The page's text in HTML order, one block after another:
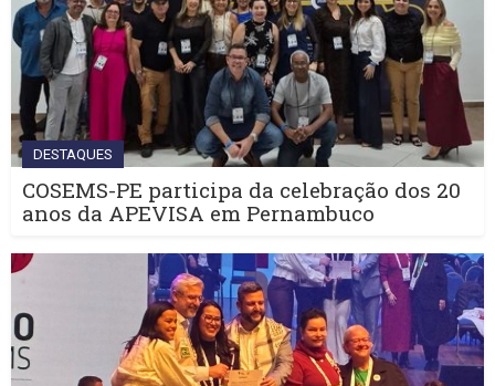
DESTAQUES
COSEMS-PE participa da celebração dos 20
anos da APEVISA em Pernambuco